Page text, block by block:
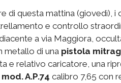
di questa mattina (giovedì), i
e controllo
a via Maggiora,
metallo di una pistola
e relativo caricatore, una
A.P.74 calibro 7,65 con